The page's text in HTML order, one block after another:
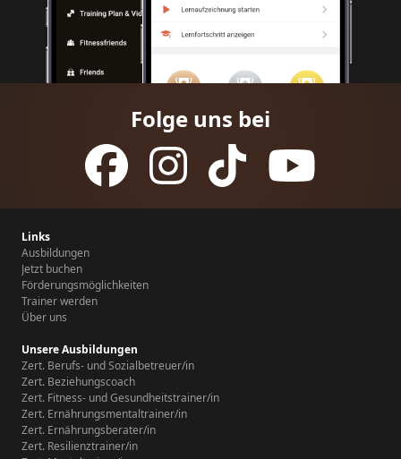
Folge uns bei
Links
Ausbildungen
Jetzt buchen
Förderungsmöglichkeiten
Trainer werden
Über uns
Unsere Ausbildungen
Zert. Berufs- und Sozialbetreuer/in
Zert. Beziehungscoach
Zert. Fitness- und Gesundheitstrainer/in
Zert. Ernährungsmentaltrainer/in
Zert. Ernährungsberater/in
Zert. Resilienztrainer/in